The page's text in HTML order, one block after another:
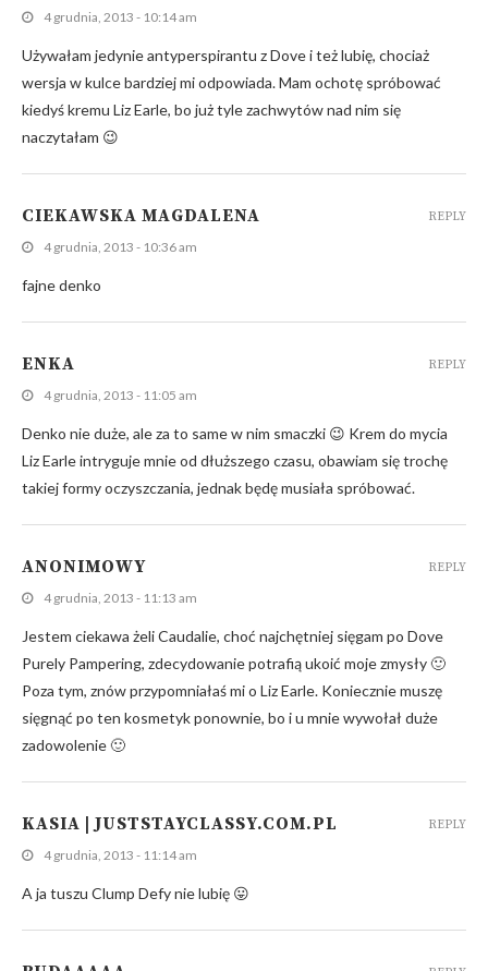
4 grudnia, 2013 - 10:14 am
Używałam jedynie antyperspirantu z Dove i też lubię, chociaż
wersja w kulce bardziej mi odpowiada. Mam ochotę spróbować
kiedyś kremu Liz Earle, bo już tyle zachwytów nad nim się
naczytałam 😉
CIEKAWSKA MAGDALENA
4 grudnia, 2013 - 10:36 am
fajne denko
REPLY
ENKA
4 grudnia, 2013 - 11:05 am
Denko nie duże, ale za to same w nim smaczki 😉 Krem do mycia
Liz Earle intryguje mnie od dłuższego czasu, obawiam się trochę
takiej formy oczyszczania, jednak będę musiała spróbować.
REPLY
ANONIMOWY
4 grudnia, 2013 - 11:13 am
Jestem ciekawa żeli Caudalie, choć najchętniej sięgam po Dove
Purely Pampering, zdecydowanie potrafią ukoić moje zmysły 🙂
Poza tym, znów przypomniałaś mi o Liz Earle. Koniecznie muszę
sięgnąć po ten kosmetyk ponownie, bo i u mnie wywołał duże
zadowolenie 🙂
REPLY
KASIA | JUSTSTAYCLASSY.COM.PL
4 grudnia, 2013 - 11:14 am
A ja tuszu Clump Defy nie lubię 😛
REPLY